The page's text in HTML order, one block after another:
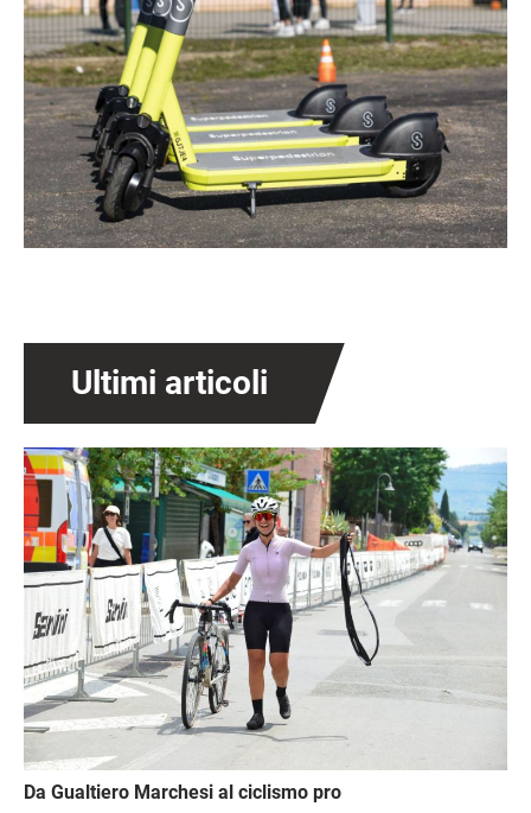
Ultimi articoli
Immagine
Da Gualtiero Marchesi al ciclismo pro